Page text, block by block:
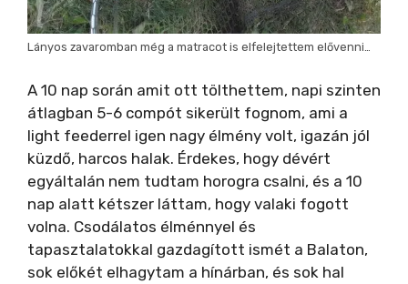
Lányos zavaromban még a matracot is elfelejtettem elővenni…
A 10 nap során amit ott tölthettem, napi szinten
átlagban 5-6 compót sikerült fognom, ami a
light feederrel igen nagy élmény volt, igazán jól
küzdő, harcos halak. Érdekes, hogy dévért
egyáltalán nem tudtam horogra csalni, és a 10
nap alatt kétszer láttam, hogy valaki fogott
volna. Csodálatos élménnyel és
tapasztalatokkal gazdagított ismét a Balaton,
sok előkét elhagytam a hínárban, és sok hal